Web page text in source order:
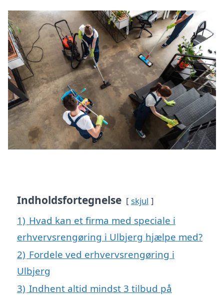
Indholdsfortegnelse skjul
1) Hvad kan et firma med speciale i
erhvervsrengøring i Ulbjerg hjælpe med?
2) Fordele ved erhvervsrengøring i
Ulbjerg
3) Indhent altid mindst 3 tilbud på